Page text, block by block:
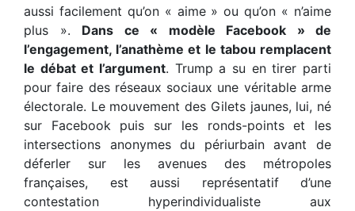
aussi facilement qu’on « aime » ou qu’on « n’aime
plus ». Dans ce « modèle Facebook » de
l’engagement, l’anathème et le tabou remplacent
le débat et l’argument. Trump a su en tirer parti
pour faire des réseaux sociaux une véritable arme
électorale. Le mouvement des Gilets jaunes, lui, né
sur Facebook puis sur les ronds-points et les
intersections anonymes du périurbain avant de
déferler sur les avenues des métropoles
françaises, est aussi représentatif d’une
contestation hyperindividualiste aux